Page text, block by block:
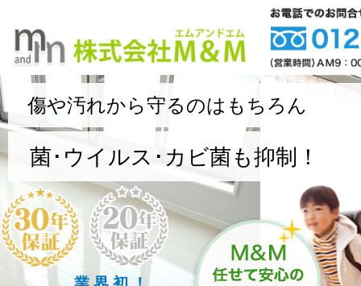
傷や汚れから守るのはもちろん
菌･ウイルス･カビ菌も抑制！